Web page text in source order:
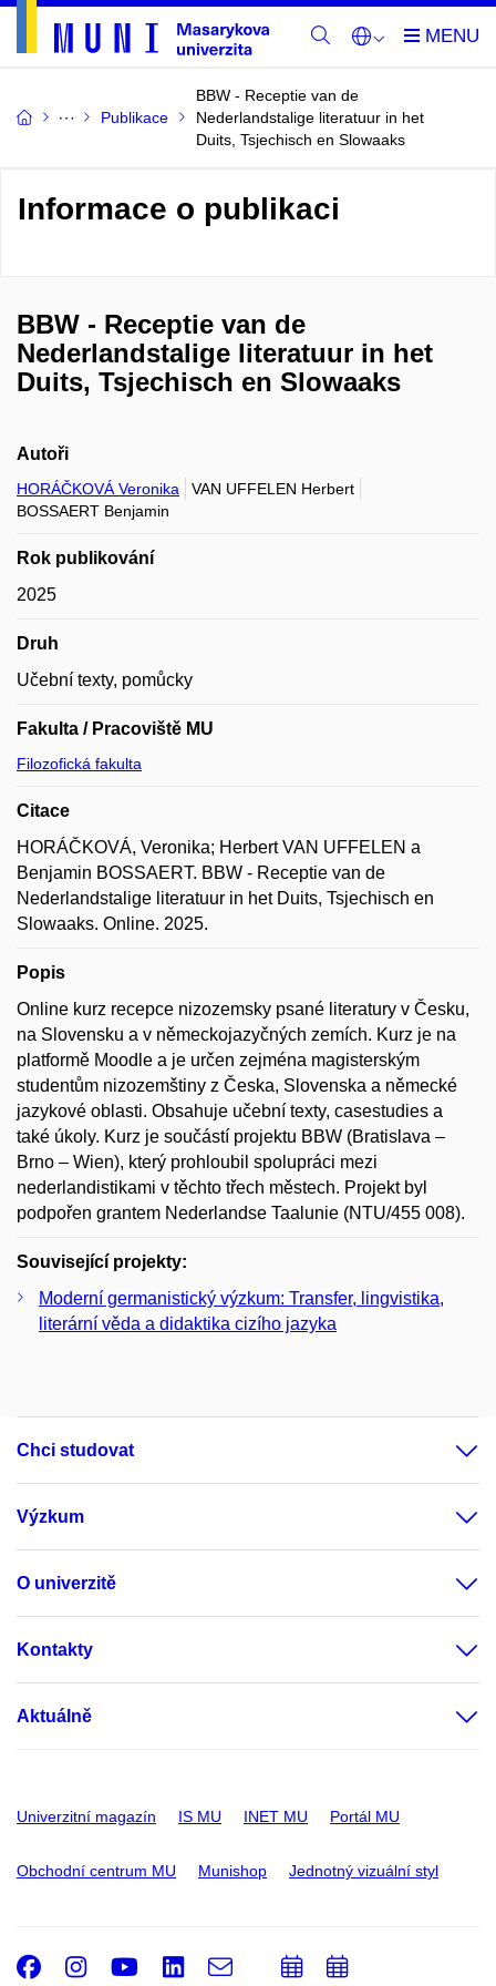
Publikace
BBW - Receptie van de
Nederlandstalige literatuur in het
Duits, Tsjechisch en Slowaaks
Informace o publikaci
BBW - Receptie van de
Nederlandstalige literatuur in het
Duits, Tsjechisch en Slowaaks
Autoři
HORÁČKOVÁ Veronika
VAN UFFELEN Herbert
BOSSAERT Benjamin
Rok publikování
2025
Druh
Učební texty, pomůcky
Fakulta / Pracoviště MU
Filozofická fakulta
Citace
HORÁČKOVÁ, Veronika; Herbert VAN UFFELEN a
Benjamin BOSSAERT. BBW - Receptie van de
Nederlandstalige literatuur in het Duits, Tsjechisch en
Slowaaks. Online. 2025.
Popis
Online kurz recepce nizozemsky psané literatury v Česku,
na Slovensku a v německojazyčných zemích. Kurz je na
platformě Moodle a je určen zejména magisterským
studentům nizozemštiny z Česka, Slovenska a německé
jazykové oblasti. Obsahuje učební texty, casestudies a
také úkoly. Kurz je součástí projektu BBW (Bratislava –
Brno – Wien), který prohloubil spolupráci mezi
nederlandistikami v těchto třech městech. Projekt byl
podpořen grantem Nederlandse Taalunie (NTU/455 008).
Související projekty:
Moderní germanistický výzkum: Transfer, lingvistika,
literární věda a didaktika cizího jazyka
Chci studovat
Výzkum
O univerzitě
Kontakty
Aktuálně
Univerzitní magazín IS MU INET MU Portál MU
Obchodní centrum MU Munishop Jednotný vizuální styl
Facebook
Instagram
Youtube
LinkedIn
e-
PřidatPřidat